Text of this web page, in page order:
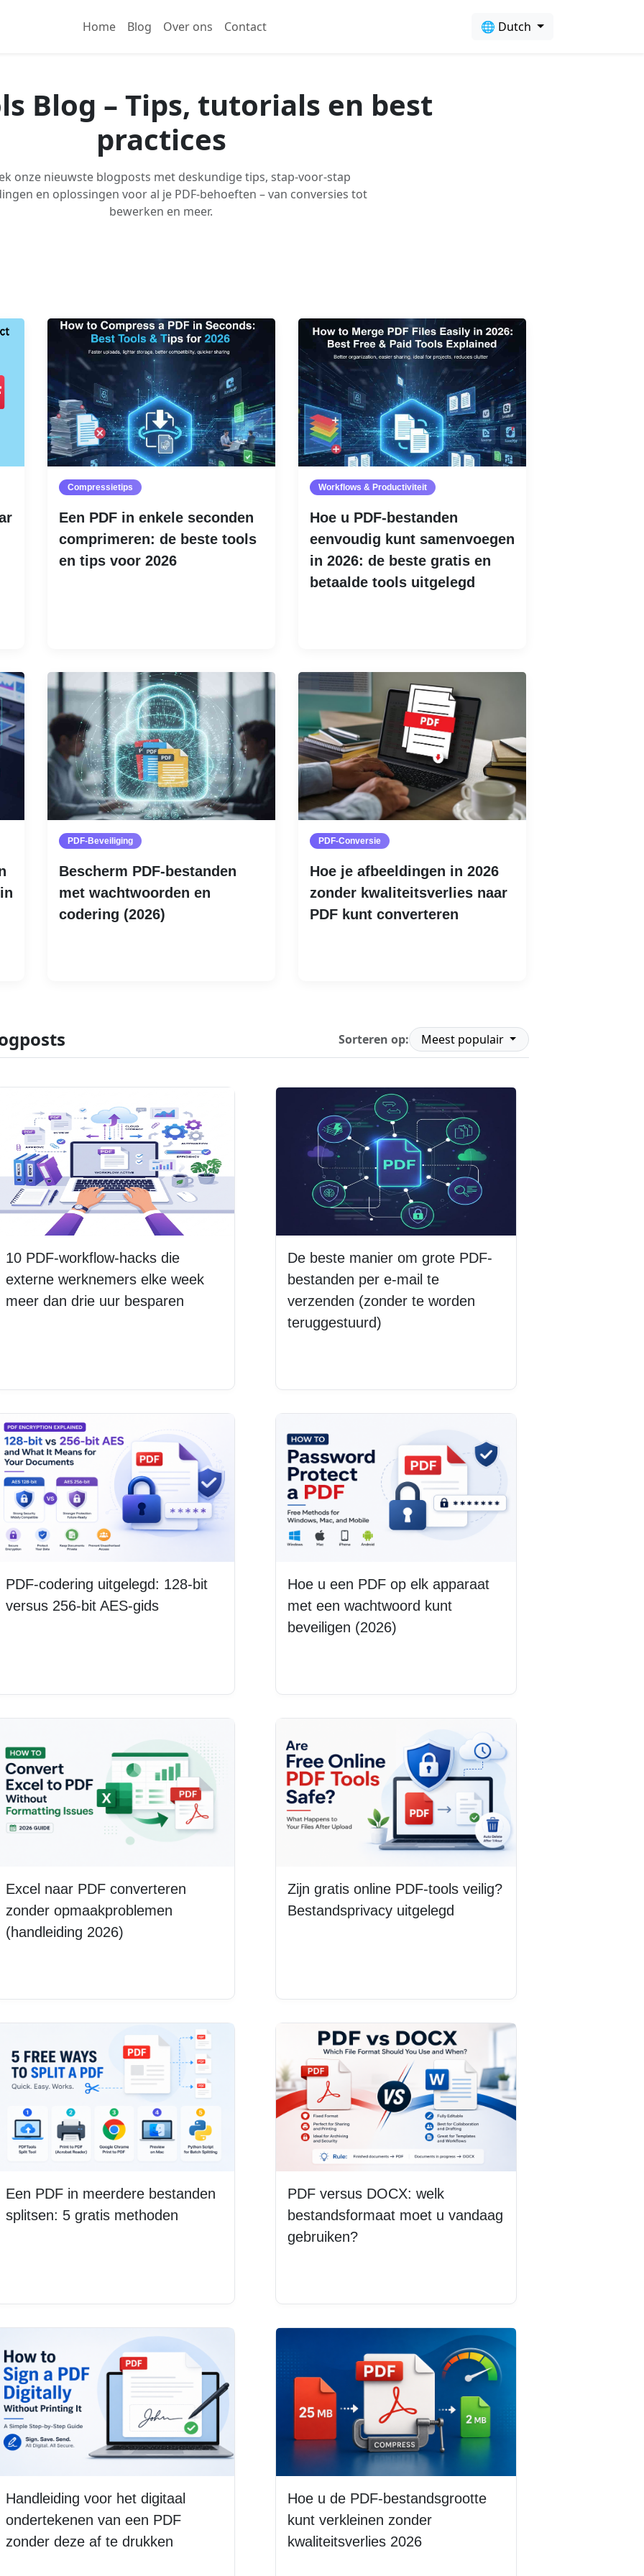
Home Blog Over ons Contact 🌐 Dutch
Blog – Tips, tutorials en best
practices
onze nieuwste blogposts met deskundige tips, stap-voor-stap
en oplossingen voor al je PDF-behoeften – van conversies tot
bewerken en meer.
Compressietips
Een PDF in enkele seconden
comprimeren: de beste tools
en tips voor 2026
Workflows & Productiviteit
Hoe u PDF-bestanden
eenvoudig kunt samenvoegen
in 2026: de beste gratis en
betaalde tools uitgelegd
PDF-Beveiliging
Bescherm PDF-bestanden
met wachtwoorden en
codering (2026)
PDF-Conversie
Hoe je afbeeldingen in 2026
zonder kwaliteitsverlies naar
PDF kunt converteren
Sorteren op: Meest populair
10 PDF-workflow-hacks die
externe werknemers elke week
meer dan drie uur besparen
De beste manier om grote PDF-
bestanden per e-mail te
verzenden (zonder te worden
teruggestuurd)
PDF-codering uitgelegd: 128-bit
versus 256-bit AES-gids
Hoe u een PDF op elk apparaat
met een wachtwoord kunt
beveiligen (2026)
Excel naar PDF converteren
zonder opmaakproblemen
(handleiding 2026)
Zijn gratis online PDF-tools veilig?
Bestandsprivacy uitgelegd
Een PDF in meerdere bestanden
splitsen: 5 gratis methoden
PDF versus DOCX: welk
bestandsformaat moet u vandaag
gebruiken?
Handleiding voor het digitaal
ondertekenen van een PDF
zonder deze af te drukken
Hoe u de PDF-bestandsgrootte
kunt verkleinen zonder
kwaliteitsverlies 2026